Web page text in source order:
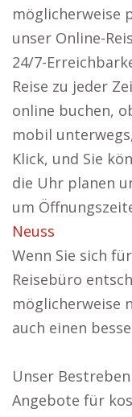
möglicherweise
unser Online-
24/7-
Reise zu jeder
online buchen,
mobil
Klick, und Sie
die Uhr planen
um
Neuss
Wenn Sie sich
Reisebüro
möglicherweise
auch einen
Unser
Angebote für